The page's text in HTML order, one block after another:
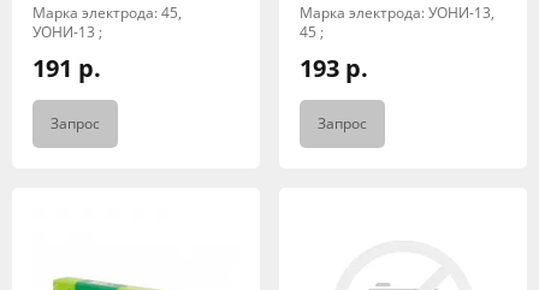
Марка электрода: 45,
УОНИ-13 ;
191 р.
Запрос
Марка электрода: УОНИ-13,
45 ;
193 р.
Запрос